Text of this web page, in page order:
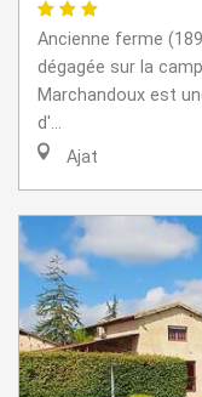
Ancienne ferme
dégagée sur la
Marchandoux est
d'...
Ajat